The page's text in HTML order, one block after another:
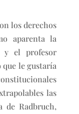
los derechos
aparenta la
y el profesor
que le gustaría
las
Radbruch,